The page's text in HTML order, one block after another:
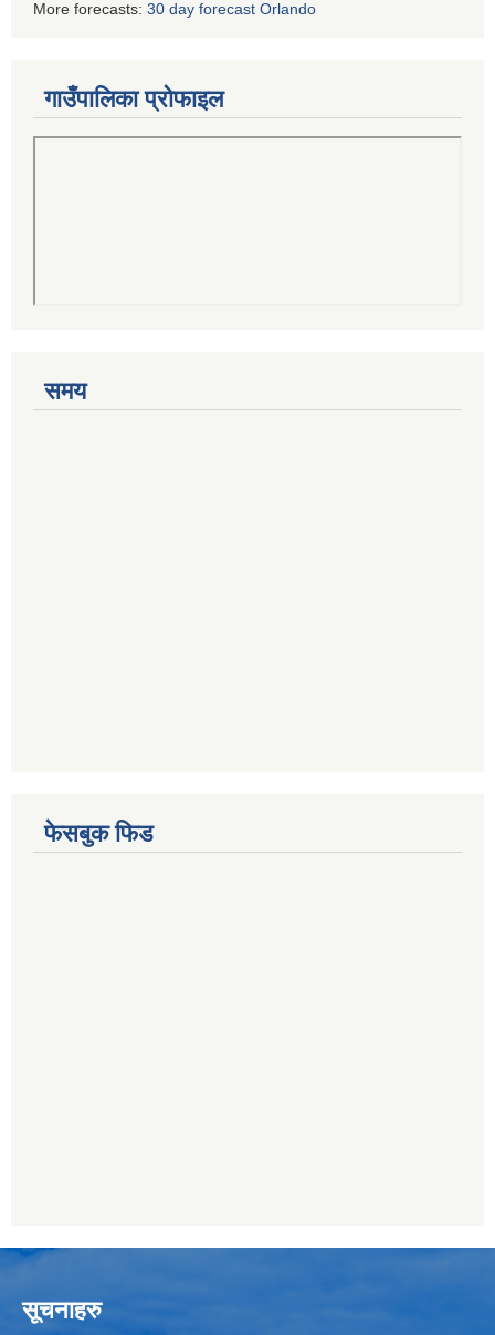
More forecasts: 30 day forecast Orlando
गाउँपालिका प्रोफाइल
समय
फेसबुक फिड
सूचनाहरु